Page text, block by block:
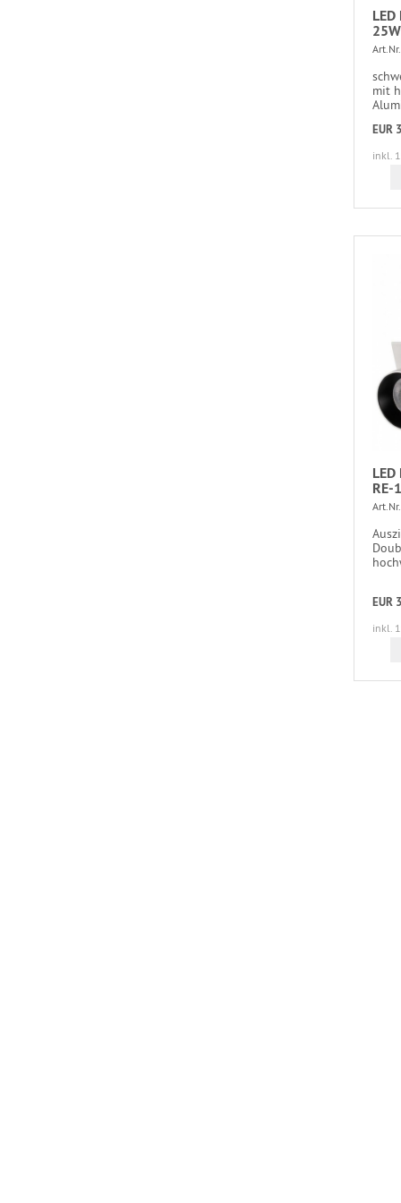
mit
EUR
inkl.
RE-
EUR
inkl.